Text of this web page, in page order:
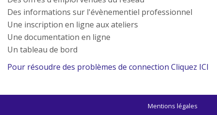
Des informations sur l'évènementiel professionnel
Une inscription en ligne aux ateliers
Une documentation en ligne
Un tableau de bord
Pour résoudre des problèmes de connection Cliquez ICI
Mentions légales